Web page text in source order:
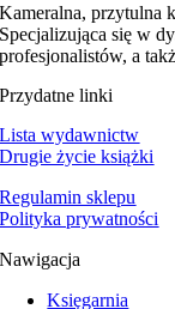
Kameralna, przytulna
Specjalizująca się w
profesjonalistów, a
Przydatne linki
Lista wydawnictw
Drugie życie książki
Regulamin sklepu
Polityka prywatności
Nawigacja
Księgarnia